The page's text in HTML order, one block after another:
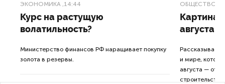
ЭКОНОМИКА ,14:44
Курс на растущую
волатильность?
Министерство финансов РФ наращивает покупку
золота в резервы.
ОБЩЕСТВО
Картина
августа
Рассказываем
и мире,
августа — от